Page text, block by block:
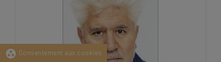
group_work Consentement aux cookies